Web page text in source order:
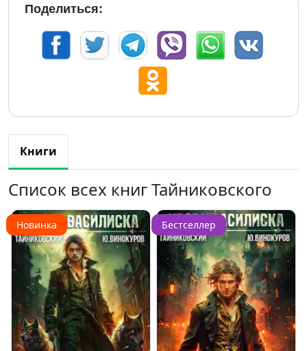
Поделиться:
Книги
Список всех книг Тайниковского
Новинка Бестселлер